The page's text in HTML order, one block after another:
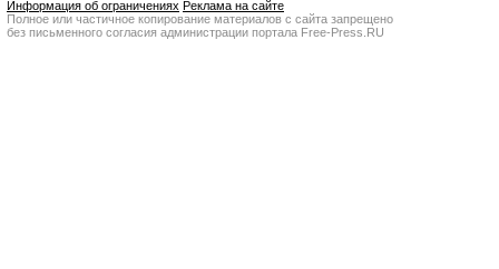
Информация об ограничениях Реклама на сайте
Полное или частичное копирование материалов с сайта запрещено
без письменного согласия администрации портала Free-Press.RU